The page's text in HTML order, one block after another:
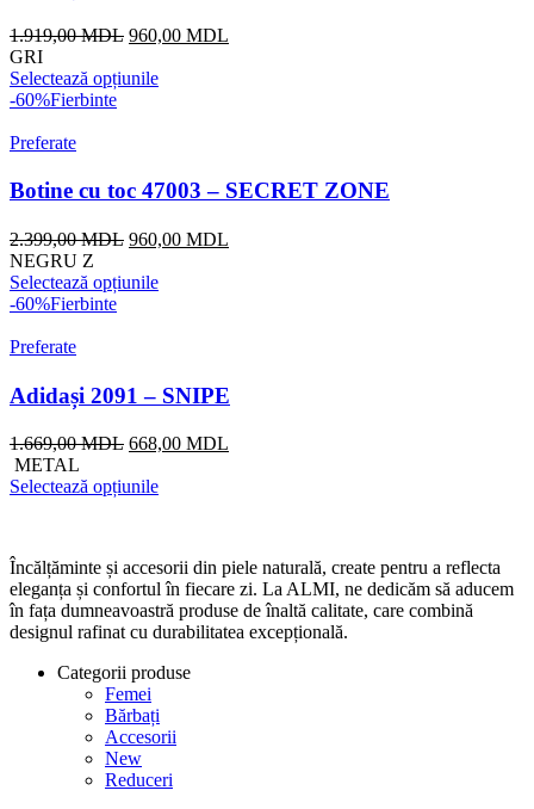
1.919,00MDL Prețul
a
960,00 MDL
GRI
Selectează opțiunile
-60%Fierbinte
Preferate
Botine cu toc 47003 – SECRET ZONE
2.399,00MDL Prețul
a
960,00 MDL
NEGRU Z
Selectează opțiunile
-60%Fierbinte
Preferate
Adidași 2091 – SNIPE
1.669,00MDL Prețul
a
668,00 MDL
METAL
Selectează opțiunile
Încălțăminte și accesorii din piele naturală, create pentru a reflecta
eleganța și confortul în fiecare zi. La ALMI, ne dedicăm să aducem
în fața dumneavoastră produse de înaltă calitate, care combină
designul rafinat cu durabilitatea excepțională.
Categorii produse
Femei
Bărbați
Accesorii
New
Reduceri